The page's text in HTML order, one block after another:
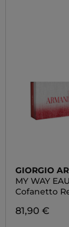
GIORGIO
MY WAY
PARFUM
Cofanetto
81,90 €